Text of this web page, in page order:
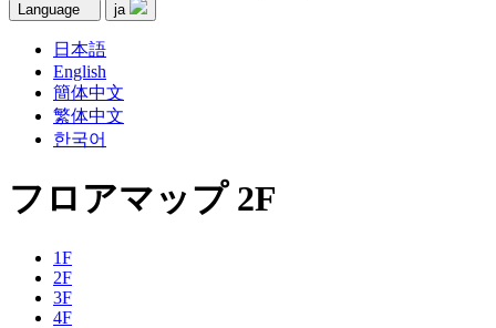
Language ja
日本語
English
簡体中文
繁体中文
한국어
フロアマップ 2F
1F
2F
3F
4F